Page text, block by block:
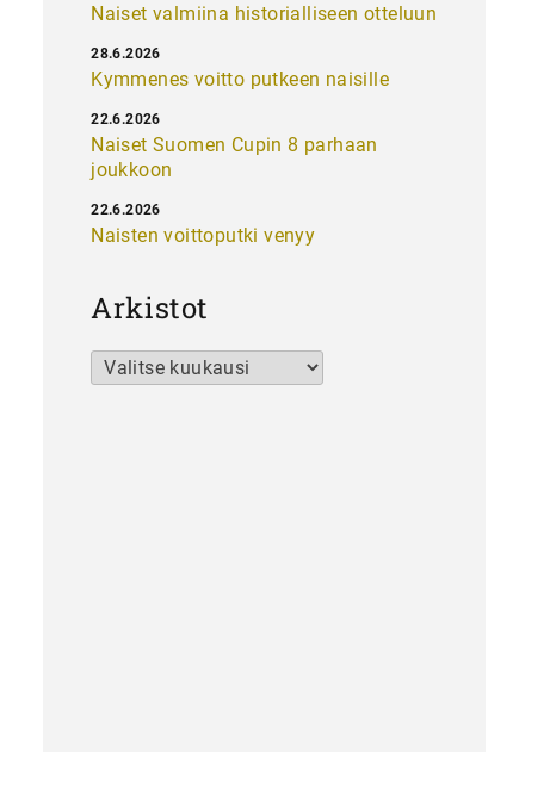
Naiset valmiina historialliseen otteluun
Kymmenes voitto putkeen naisille
28.6.2026
Naiset Suomen Cupin 8 parhaan
joukkoon
22.6.2026
Naisten voittoputki venyy
22.6.2026
Arkistot
Arkistot